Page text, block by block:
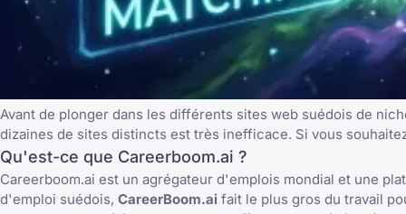
Avant de plonger dans les différents sites web suédois de
dizaines de sites distincts est très inefficace. Si vous
Qu'est-ce que Careerboom.ai ?
Careerboom.ai est un agrégateur d'emplois mondial et une
d'emploi suédois, CareerBoom.ai fait le plus gros du travail